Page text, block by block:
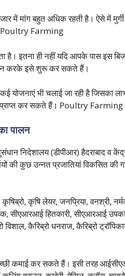
में मांग बहुत अधिक रहती है। ऐसे में
Poultry Farming
है। इतना ही नहीं यदि आपके पास इस
करके इसे शुरू कर सकते हैं।
योजनाएं भी चलाई जा रही है
कर सकते हैं। Poultry Farming
पालन
(डीपीआर) हैदराबाद व
की कुछ उन्नत प्रजातियां विकसित
कृषिब्रो, कृषि लेयर, जनप्रिया, वनश्री,
सीएआरआई हितकारी, सीएआरआई
विशाल, कैरिब्रो धनराज, कैरिब्रो
कमाई कर सकते हैं। इसी तरह